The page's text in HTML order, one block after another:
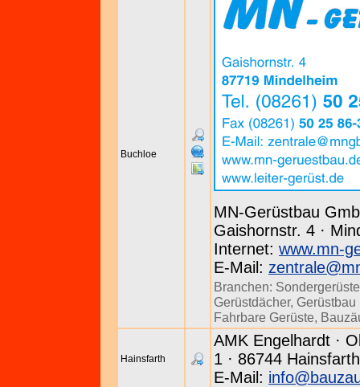
Buchloe
MN-Gerüstbau
Gaishornstr. 4 ·
Internet: www.mn-
E-Mail:
Branchen: Sondergerüste
Gerüstdächer, Gerüstbau
Fahrbare Gerüste,
Hainsfarth
AMK Engelhardt ·
1 · 86744
E-Mail: